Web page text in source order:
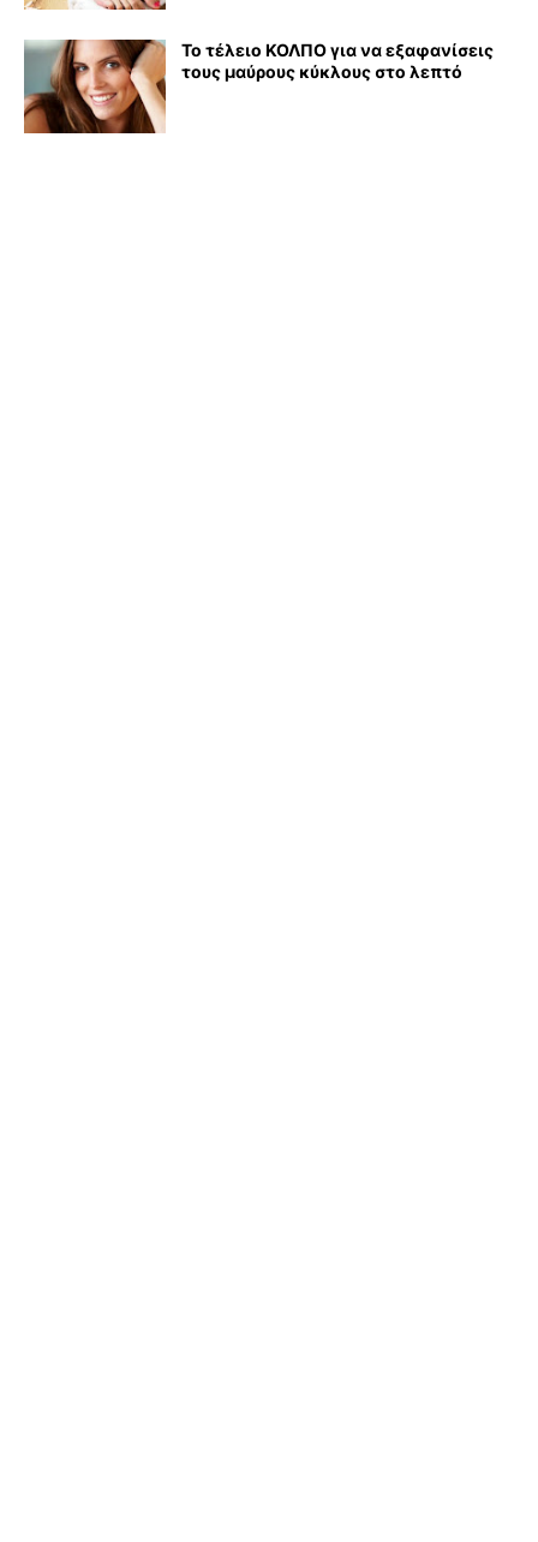
Το τέλειο ΚΟΛΠΟ για να εξαφανίσεις
τους μαύρους κύκλους στο λεπτό